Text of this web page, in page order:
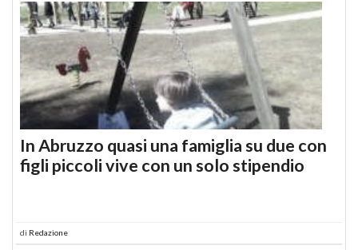
In Abruzzo quasi una famiglia su due con
figli piccoli vive con un solo stipendio
di Redazione